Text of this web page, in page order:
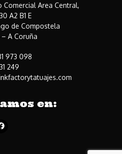
Comercial Area Central,
A2 B1 E
de Compostela
A Coruña
973 098
249
en:
Facebook